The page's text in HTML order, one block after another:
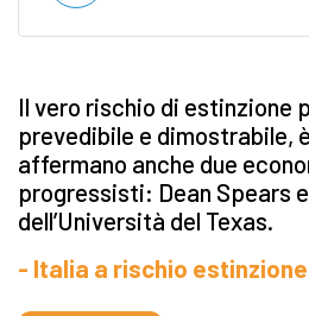
Il vero rischio di estinzione
prevedibile e dimostrabile,
affermano anche due
progressisti: Dean Spears
dell’Università del Texas.
- Italia a rischio estinzione